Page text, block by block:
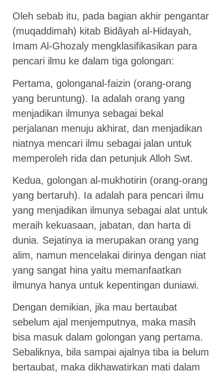
Oleh sebab itu, pada bagian akhir pengantar
(muqaddimah) kitab Bidâyah al-Hidayah,
Imam Al-Ghozaly mengklasifikasikan para
pencari ilmu ke dalam tiga golongan:
Pertama, golonganal-faizin (orang-orang
yang beruntung). Ia adalah orang yang
menjadikan ilmunya sebagai bekal
perjalanan menuju akhirat, dan menjadikan
niatnya mencari ilmu sebagai jalan untuk
memperoleh rida dan petunjuk Alloh Swt.
Kedua, golongan al-mukhotirin (orang-orang
yang bertaruh). Ia adalah para pencari ilmu
yang menjadikan ilmunya sebagai alat untuk
meraih kekuasaan, jabatan, dan harta di
dunia. Sejatinya ia merupakan orang yang
alim, namun mencelakai dirinya dengan niat
yang sangat hina yaitu memanfaatkan
ilmunya hanya untuk kepentingan duniawi.
Dengan demikian, jika mau bertaubat
sebelum ajal menjemputnya, maka masih
bisa masuk dalam golongan yang pertama.
Sebaliknya, bila sampai ajalnya tiba ia belum
bertaubat, maka dikhawatirkan mati dalam